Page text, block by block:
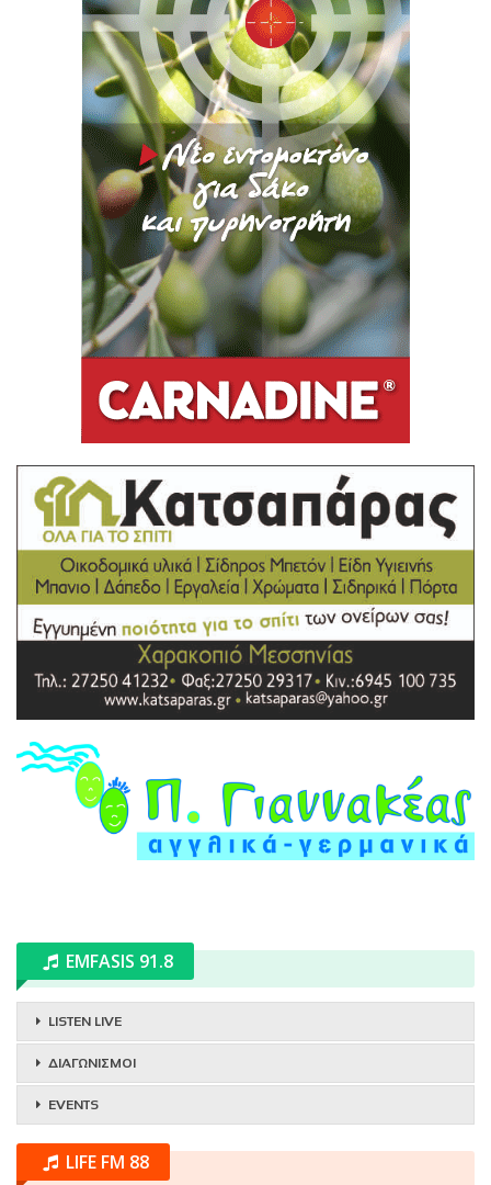
EMFASIS 91.8
LISTEN LIVE
ΔΙΑΓΩΝΙΣΜΟΙ
EVENTS
LIFE FM 88